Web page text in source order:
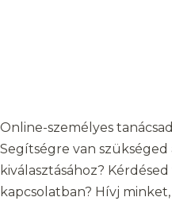
Online-személyes
Segítségre van
kiválasztásához?
kapcsolatban? Hívj